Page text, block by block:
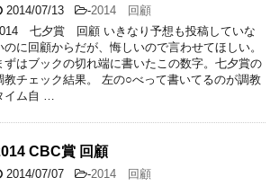
2014/07/13 -2014 回顧
七夕賞 回顧 いきなり予想も投稿していな
のに回顧からだが、悔しいので言わせてほしい。
ずはブックの切れ端に書いたこの数字。七夕賞の
教チェック結果。 左の○べって書いてるのが調教
イム自 …
CBC賞 回顧
2014/07/07 -2014 回顧